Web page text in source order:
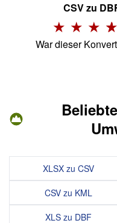
CSV zu
War dieser
XLSX zu CSV
CSV zu KML
XLS zu DBF